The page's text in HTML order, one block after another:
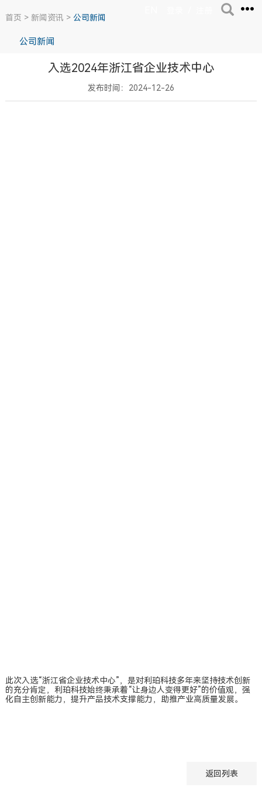
首页 > 新闻资讯 > 公司新闻
公司新闻
入选2024年浙江省企业技术中心
发布时间：2024-12-26
此次入选“浙江省企业技术中心”，是对利珀科技多年来坚持技术创新
的充分肯定，利珀科技始终秉承着“让身边人变得更好”的价值观，强
化自主创新能力，提升产品技术支撑能力，助推产业高质量发展。
返回列表